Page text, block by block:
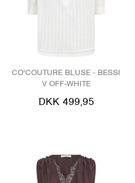
CO'COUTURE BLUSE - BESSI
V OFF-WHITE
DKK 499,95